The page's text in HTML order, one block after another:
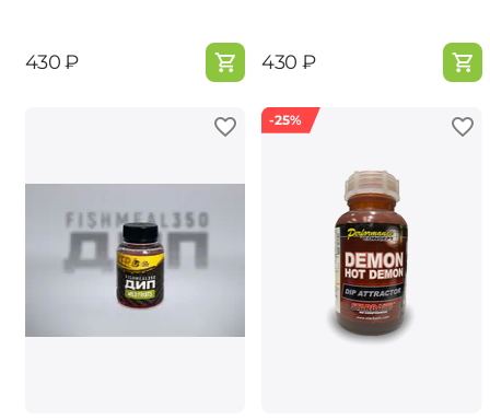
‍430‍ ₽ ‍430‍ ₽
-25%